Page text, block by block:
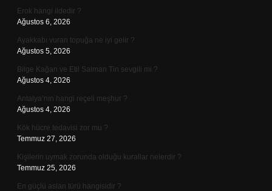
Erok hangi ildedir ?
Ağustos 6, 2026
Ayakkabı vuran topuğa ne iyi gelir ?
Ağustos 5, 2026
Bilge Kağan ve Etil Salman Tin sevgili mi ?
Ağustos 4, 2026
Antalya’nın hangi reçeli meşhur ?
Ağustos 4, 2026
Kök hücre tedavisi zor mu ?
Temmuz 27, 2026
Kişilerin uymak zorunda olduğu kurallar nelerdir ?
Temmuz 25, 2026
En güçlü aslan türü hangisidir ?